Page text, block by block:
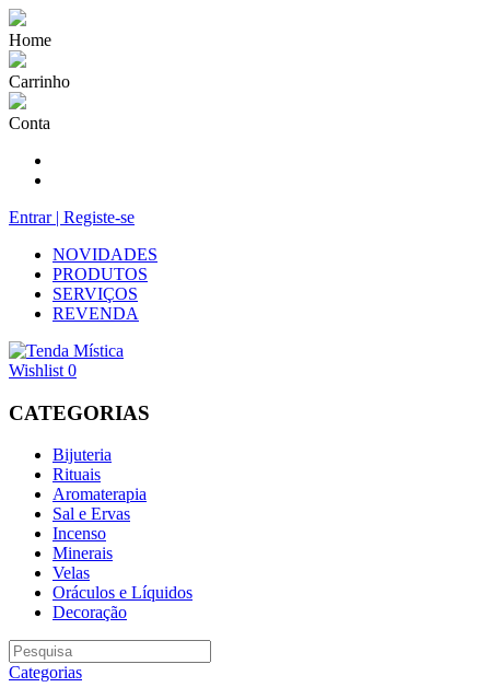
Home
Carrinho
Conta
Entrar | Registe-se
NOVIDADES
PRODUTOS
SERVIÇOS
REVENDA
Wishlist 0
CATEGORIAS
Bijuteria
Rituais
Aromaterapia
Sal e Ervas
Incenso
Minerais
Velas
Oráculos e Líquidos
Decoração
Categorias